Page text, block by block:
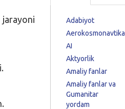
Adabiyot
Aerokosmonavtika
AI
Aktyorlik
Amaliy fanlar
Amaliy fanlar va
Gumanitar
yordam